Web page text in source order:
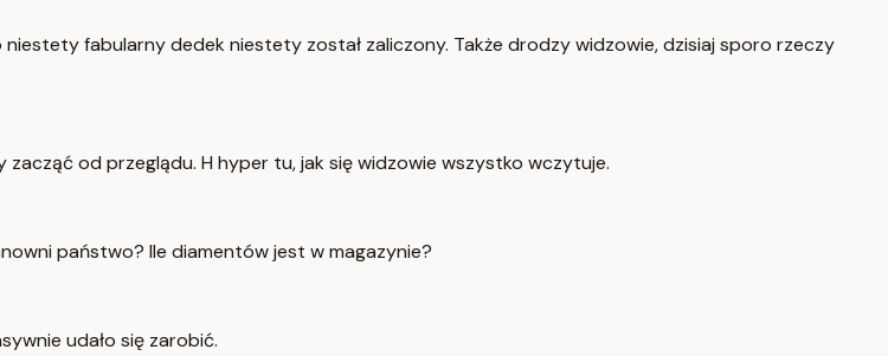
fabularny dedek niestety został zaliczony. Także drodzy widzowie, dzisiaj sporo rzeczy
od przeglądu. H hyper tu, jak się widzowie wszystko wczytuje.
państwo? Ile diamentów jest w magazynie?
udało się zarobić.